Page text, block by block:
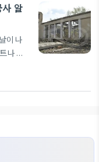
알
이나
나 빌
요구
. 이런